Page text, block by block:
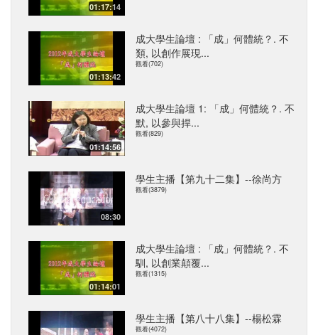
01:17:14
01:13:42
成大學生論壇 : 「成」何體統？. 不
類, 以創作展現...
觀看(702)
01:14:56
成大學生論壇 1: 「成」何體統？. 不
默, 以參與捍...
觀看(829)
08:30
學生主播【第九十二集】--徐尚方
觀看(3879)
01:14:01
成大學生論壇 : 「成」何體統？. 不
馴, 以創業顛覆...
觀看(1315)
學生主播【第八十八集】--楊松霖
觀看(4072)